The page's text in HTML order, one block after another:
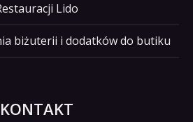
Lido
biżuterii i dodatków do butiku
KONTAKT